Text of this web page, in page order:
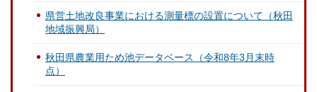
県営土地改良事業における測量標の設置について（秋田
地域振興局）
秋田県農業用ため池データベース（令和8年3月末時
点）